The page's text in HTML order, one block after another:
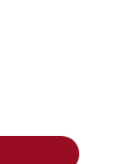
số lượng